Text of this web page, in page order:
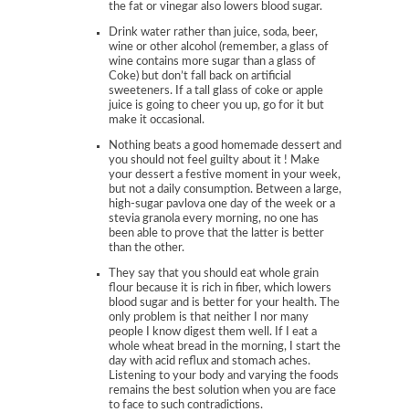
the fat or vinegar also lowers blood sugar.
Drink water rather than juice, soda, beer,
wine or other alcohol (remember, a glass of
wine contains more sugar than a glass of
Coke) but don’t fall back on artificial
sweeteners. If a tall glass of coke or apple
juice is going to cheer you up, go for it but
make it occasional.
Nothing beats a good homemade dessert and
you should not feel guilty about it ! Make
your dessert a festive moment in your week,
but not a daily consumption. Between a large,
high-sugar pavlova one day of the week or a
stevia granola every morning, no one has
been able to prove that the latter is better
than the other.
They say that you should eat whole grain
flour because it is rich in fiber, which lowers
blood sugar and is better for your health. The
only problem is that neither I nor many
people I know digest them well. If I eat a
whole wheat bread in the morning, I start the
day with acid reflux and stomach aches.
Listening to your body and varying the foods
remains the best solution when you are face
to face to such contradictions.